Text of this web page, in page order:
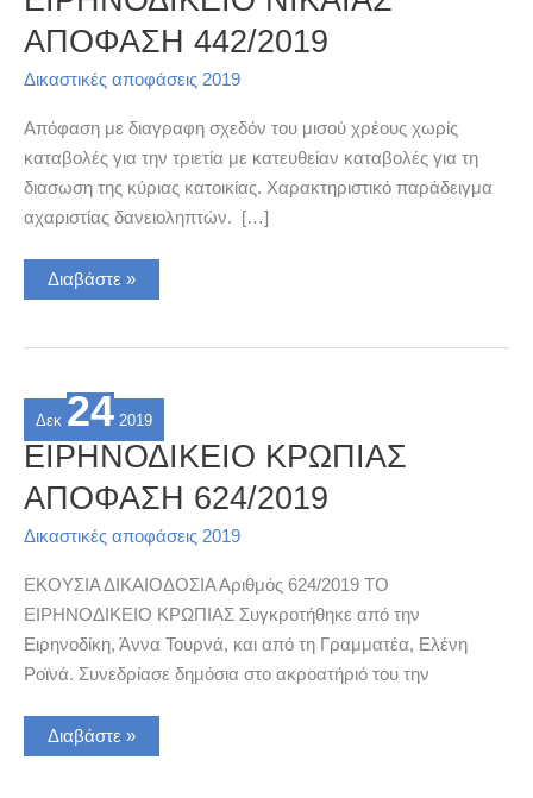
ΑΠΟΦΑΣΗ 442/2019
Δικαστικές αποφάσεις 2019
Απόφαση με διαγραφη σχεδόν του μισού χρέους χωρίς
καταβολές για την τριετία με κατευθείαν καταβολές για τη
διασωση της κύριας κατοικίας. Χαρακτηριστικό παράδειγμα
αχαριστίας δανειοληπτών. […]
ΕΙΡΗΝΟΔΙΚΕΙΟ
ΝΙΚΑΙΑΣ
Διαβάστε »
Δεκ 24 2019
ΕΙΡΗΝΟΔΙΚΕΙΟ ΚΡΩΠΙΑΣ
ΑΠΟΦΑΣΗ 624/2019
Δικαστικές αποφάσεις 2019
ΕΚΟΥΣΙΑ ΔΙΚΑΙΟΔΟΣΙΑ Αριθμός 624/2019 ΤΟ
ΕΙΡΗΝΟΔΙΚΕΙΟ ΚΡΩΠΙΑΣ Συγκροτήθηκε από την
Ειρηνοδίκη, Άννα Τουρνά, και από τη Γραμματέα, Ελένη
Ροϊνά. Συνεδρίασε δημόσια στο ακροατήριό του την
ΕΙΡΗΝΟΔΙΚΕΙΟ
ΚΡΩΠΙΑΣ
Διαβάστε »